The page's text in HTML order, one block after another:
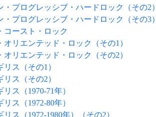
・プログレッシブ・ハードロック（その2）
・プログレッシブ・ハードロック（その3）
コースト・ロック
オリエンテッド・ロック（その1）
オリエンテッド・ロック（その2）
リス（その1）
リス（その2）
リス（1970-71年）
リス（1972-80年）
リス（1972-1980年）（その2）